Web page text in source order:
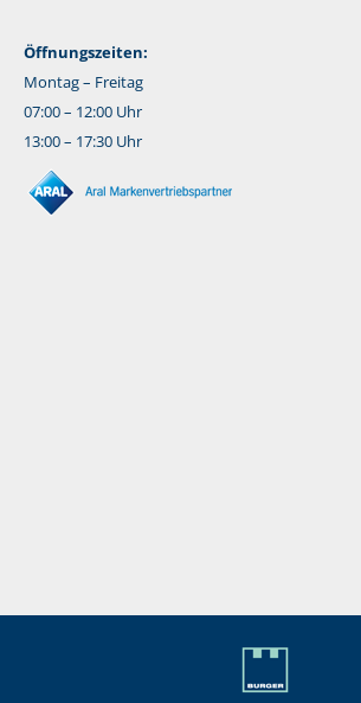
Öffnungszeiten:
Montag – Freitag
07:00 – 12:00 Uhr
13:00 – 17:30 Uhr